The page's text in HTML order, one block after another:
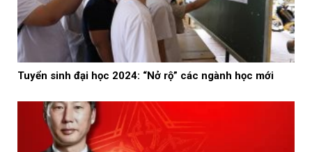
Tuyển sinh đại học 2024: “Nở rộ” các ngành học mới